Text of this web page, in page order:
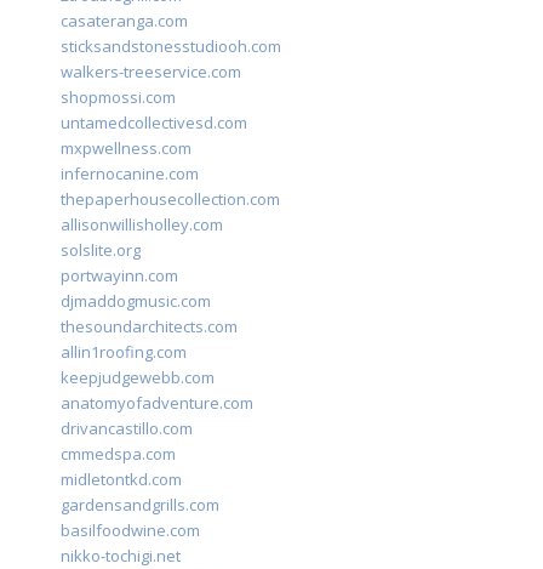
casateranga.com
sticksandstonesstudiooh.com
walkers-treeservice.com
shopmossi.com
untamedcollectivesd.com
mxpwellness.com
infernocanine.com
thepaperhousecollection.com
allisonwillisholley.com
solslite.org
portwayinn.com
djmaddogmusic.com
thesoundarchitects.com
allin1roofing.com
keepjudgewebb.com
anatomyofadventure.com
drivancastillo.com
cmmedspa.com
midletontkd.com
gardensandgrills.com
basilfoodwine.com
nikko-tochigi.net